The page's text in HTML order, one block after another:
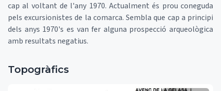
cap al voltant de l'any 1970. Actualment és prou coneguda
pels excursionistes de la comarca. Sembla que cap a principi
dels anys 1970's es van fer alguna prospecció arqueològica
amb resultats negatius.
Topogràfics